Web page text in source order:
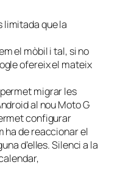
limitada que la
el mòbil i tal, si no
ofereix el mateix
migrar les
al nou Moto G
configurar
ha de reaccionar el
d’elles. Silenci a la